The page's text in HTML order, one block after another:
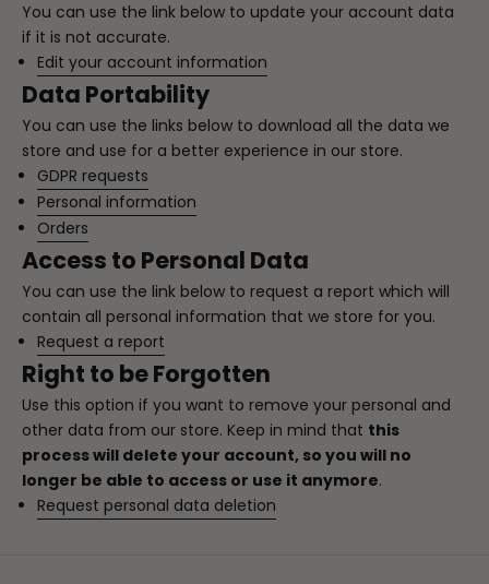
You can use the link below to update your account data
if it is not accurate.
Edit your account information
Data Portability
You can use the links below to download all the data we
store and use for a better experience in our store.
GDPR requests
Personal information
Orders
Access to Personal Data
You can use the link below to request a report which will
contain all personal information that we store for you.
Request a report
Right to be Forgotten
Use this option if you want to remove your personal and
other data from our store. Keep in mind that this
process will delete your account, so you will no
longer be able to access or use it anymore.
Request personal data deletion